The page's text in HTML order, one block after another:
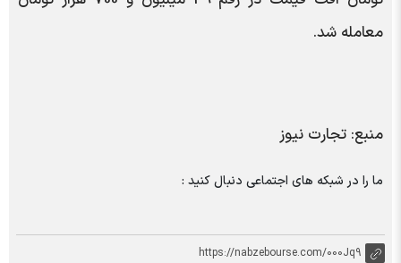
معامله شد.
منبع: تجارت نیوز
ما را در شبکه های اجتماعی دنبال کنید :
https://nabzebourse.com/000Jq9